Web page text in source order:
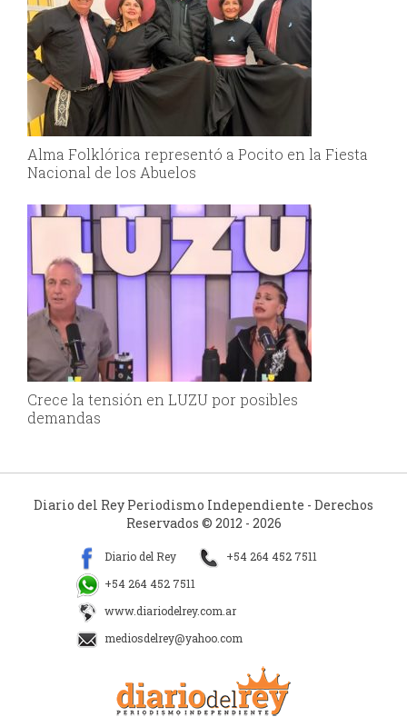
Alma Folklórica representó a Pocito en la Fiesta
Nacional de los Abuelos
Crece la tensión en LUZU por posibles
demandas
Diario del Rey Periodismo Independiente - Derechos
Reservados © 2012 - 2026
Diario del Rey
+54 264 452 7511
+54 264 452 7511
www.diariodelrey.com.ar
mediosdelrey@yahoo.com